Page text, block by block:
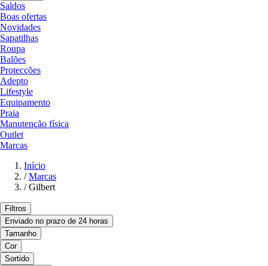
Saldos
Boas ofertas
Novidades
Sapatilhas
Roupa
Balões
Protecções
Adepto
Lifestyle
Equipamento
Praia
Manutenção física
Outlet
Marcas
Início
/ Marcas
/ Gilbert
Filtros
Enviado no prazo de 24 horas
Tamanho
Cor
Sortido